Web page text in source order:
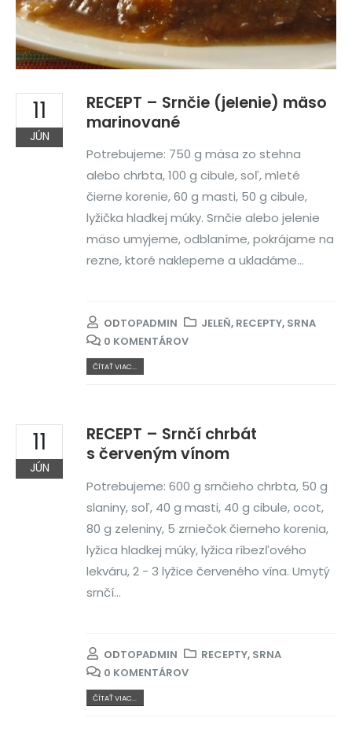
11
JÚN
RECEPT – Srnčie (jelenie) mäso
marinované
Potrebujeme: 750 g mäsa zo stehna
alebo chrbta, 100 g cibule, soľ, mleté
čierne korenie, 60 g masti, 50 g cibule,
lyžička hladkej múky. Srnčie alebo jelenie
mäso umyjeme, odblaníme, pokrájame na
rezne, ktoré naklepeme a ukladáme...
ODTOPADMIN JELEŇ, RECEPTY, SRNA
0 KOMENTÁROV
ČÍTAŤ VIAC...
11
JÚN
RECEPT – Srnčí chrbát
s červeným vínom
Potrebujeme: 600 g srnčieho chrbta, 50 g
slaniny, soľ, 40 g masti, 40 g cibule, ocot,
80 g zeleniny, 5 zrniečok čierneho korenia,
lyžica hladkej múky, lyžica ríbezľového
lekváru, 2 - 3 lyžice červeného vína. Umytý
srnčí...
ODTOPADMIN RECEPTY, SRNA
0 KOMENTÁROV
ČÍTAŤ VIAC...